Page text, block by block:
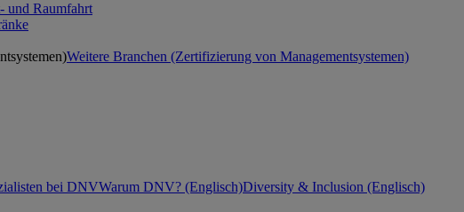
und Raumfahrt
Weitere Branchen (Zertifizierung von Managementsystemen)
bei DNVWarum DNV? (Englisch)Diversity & Inclusion (Englisch)